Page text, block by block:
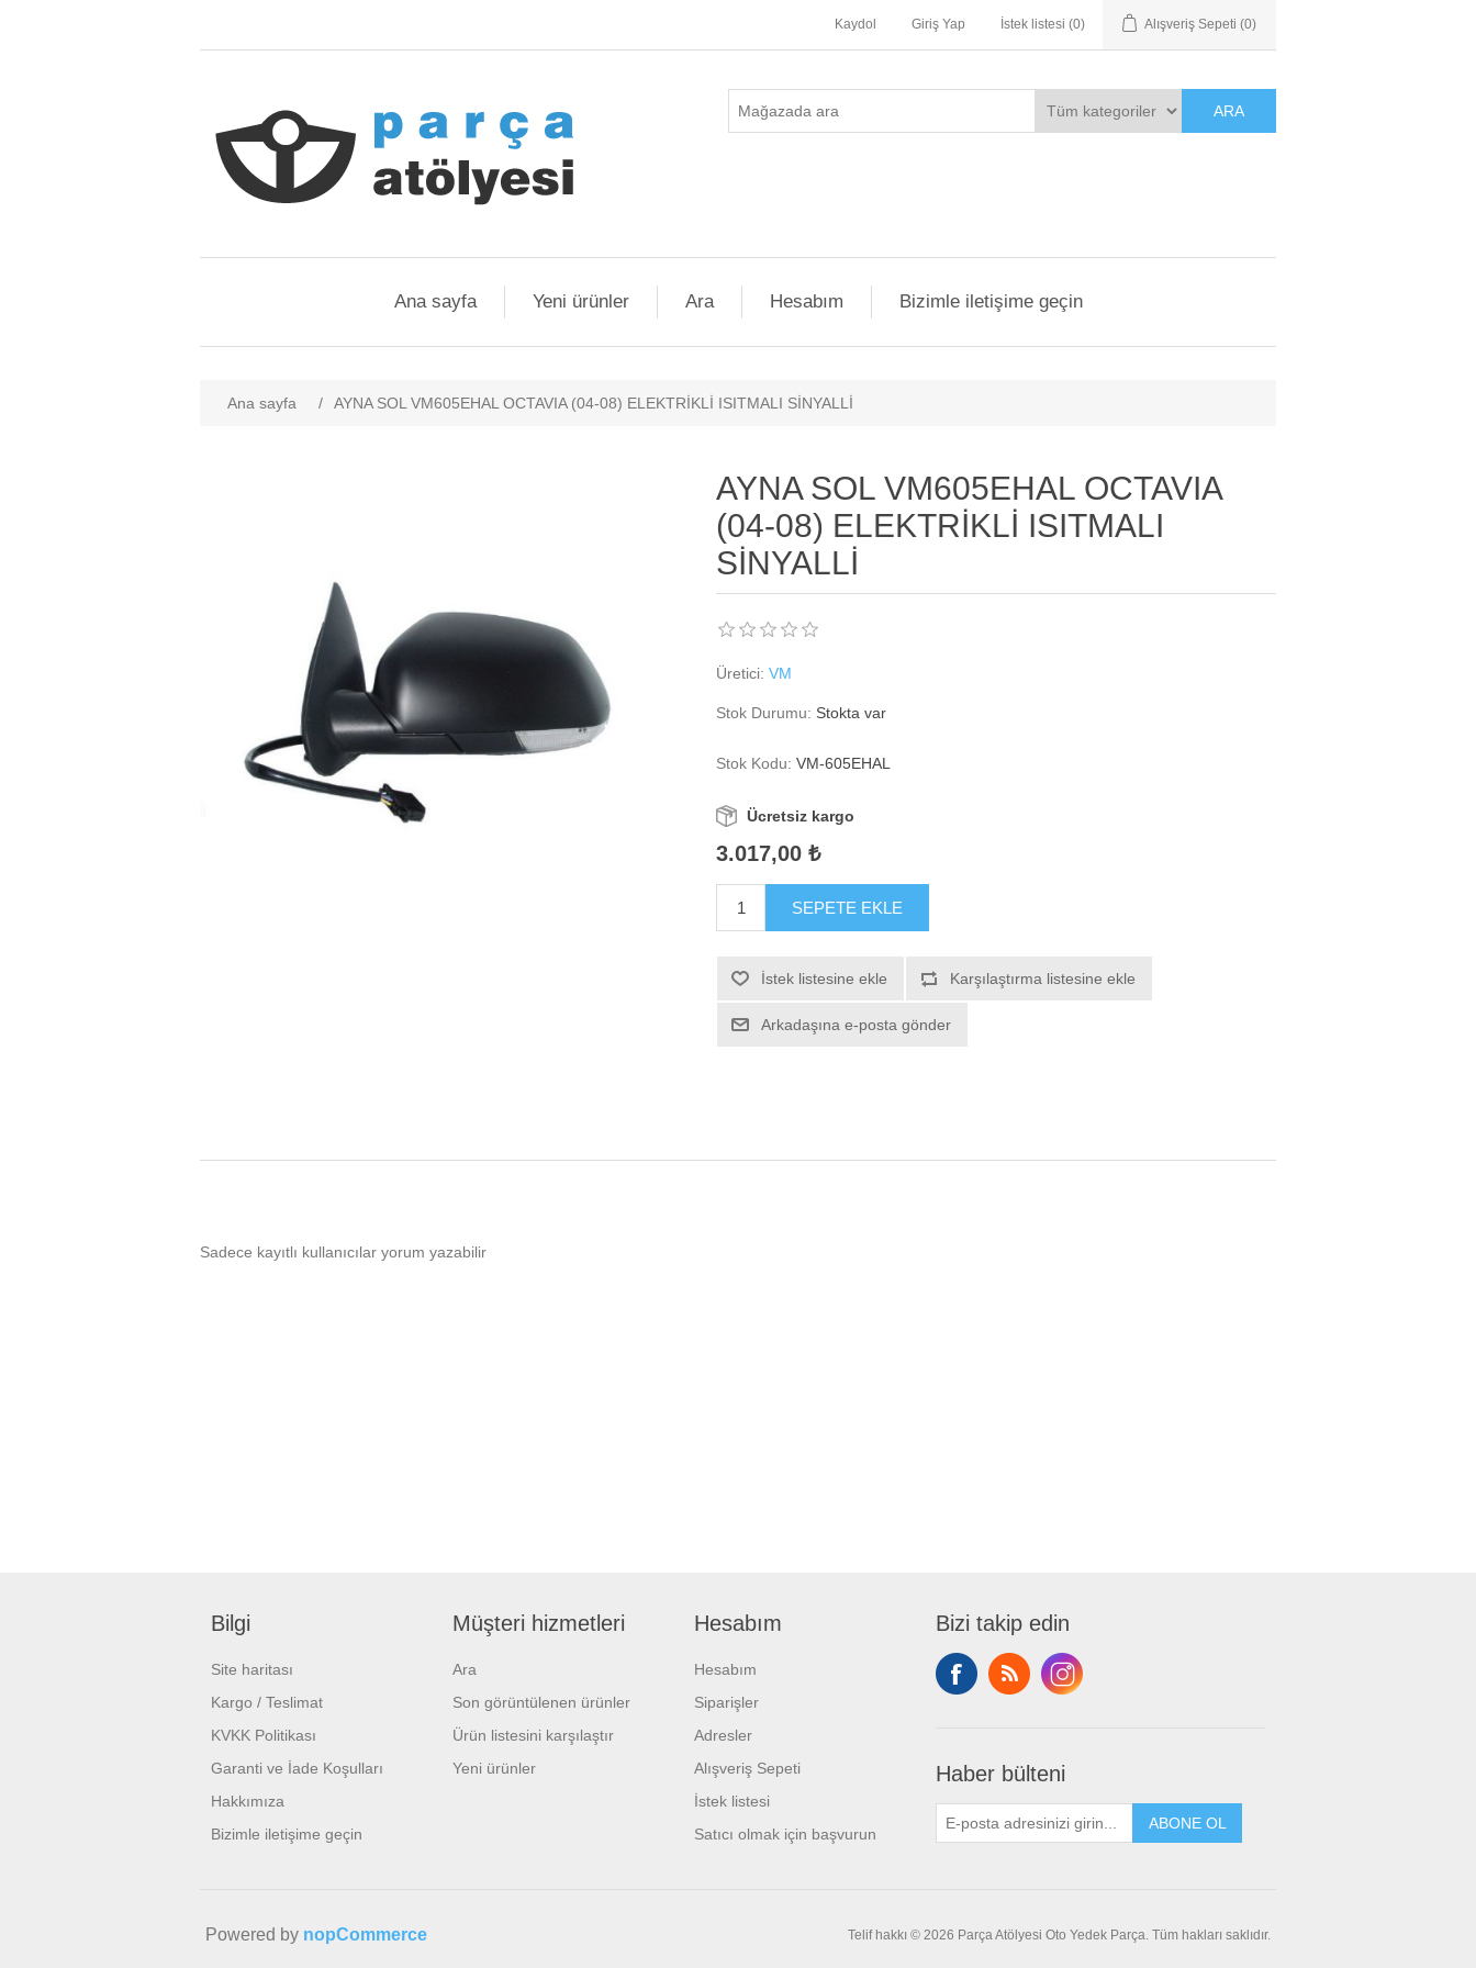
Kaydol Giriş Yap İstek listesi (0) Alışveriş Sepeti (0)
ARA
Ana sayfa Yeni ürünler Ara Hesabım Bizimle iletişime geçin
Ana sayfa / AYNA SOL VM605EHAL OCTAVIA (04-08) ELEKTRİKLİ ISITMALI SİNYALLİ
AYNA SOL VM605EHAL OCTAVIA
(04-08) ELEKTRİKLİ ISITMALI
SİNYALLİ
Üretici: VM
Stok Durumu: Stokta var
Stok Kodu: VM-605EHAL
Ücretsiz kargo
3.017,00 ₺
SEPETE EKLE
İstek listesine ekle Karşılaştırma listesine ekle
Arkadaşına e-posta gönder
Sadece kayıtlı kullanıcılar yorum yazabilir
Bilgi
Site haritası
Kargo / Teslimat
KVKK Politikası
Garanti ve İade Koşulları
Hakkımıza
Bizimle iletişime geçin
Müşteri hizmetleri
Ara
Son görüntülenen ürünler
Ürün listesini karşılaştır
Yeni ürünler
Hesabım
Hesabım
Siparişler
Adresler
Alışveriş Sepeti
İstek listesi
Satıcı olmak için başvurun
Bizi takip edin
Haber bülteni
ABONE OL
Telif hakkı © 2026 Parça Atölyesi Oto Yedek Parça. Tüm hakları saklıdır.
Powered by nopCommerce